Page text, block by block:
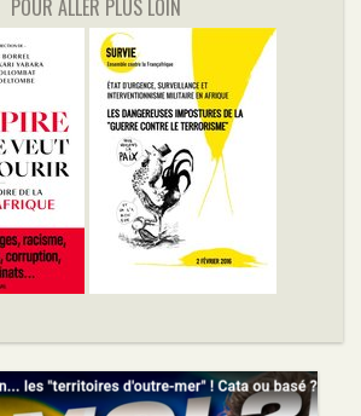
POUR ALLER PLUS LOIN